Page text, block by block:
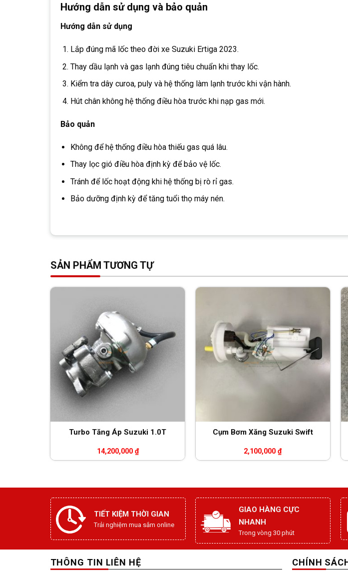
Hướng dẫn sử dụng và bảo quản
Hướng dẫn sử dụng
Lắp đúng mã lốc theo đời xe Suzuki Ertiga 2023.
Thay dầu lạnh và gas lạnh đúng tiêu chuẩn khi thay lốc.
Kiểm tra dây curoa, puly và hệ thống làm lạnh trước khi vận hành.
Hút chân không hệ thống điều hòa trước khi nạp gas mới.
Bảo quản
Không để hệ thống điều hòa thiếu gas quá lâu.
Thay lọc gió điều hòa định kỳ để bảo vệ lốc.
Tránh để lốc hoạt động khi hệ thống bị rò rỉ gas.
Bảo dưỡng định kỳ để tăng tuổi thọ máy nén.
SẢN PHẨM TƯƠNG TỰ
Turbo Tăng Áp Suzuki 1.0T
14,200,000 ₫
Cụm Bơm Xăng Suzuki Swift
2,100,000₫
TIẾT KIỆM THỜI GIAN
Trải nghiệm mua sắm online
GIAO HÀNG CỰC
NHANH
Trong vòng 30 phút
THÔNG TIN LIÊN HỆ CHÍNH